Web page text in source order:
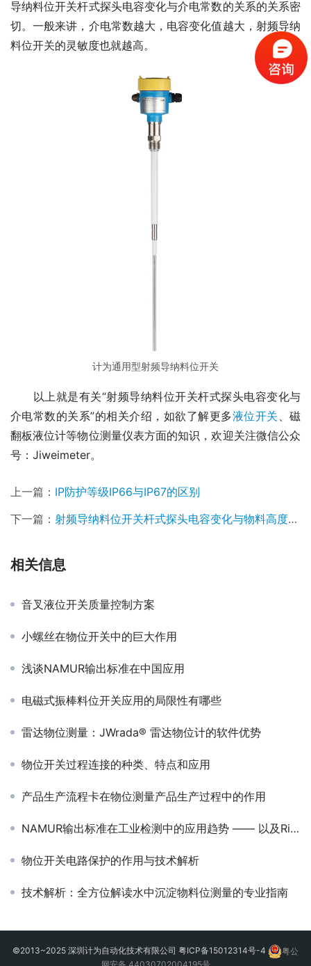
导纳料位开关杆式探头电容变化与介电常数的关系的关系密
切。一般来讲，介电常数越大，电容变化值越大，射频导纳
料位开关的灵敏度也就越高。
计为通用型射频导纳料位开关
以上就是有关“射频导纳料位开关杆式探头电容变化与
介电常数的关系”的相关介绍，如欲了解更多液位开关 、磁
翻板液位计等物位测量仪表方面的知识，欢迎关注微信公众
号：Jiweimeter。
上一篇： IP防护等级IP66与IP67的区别
下一篇： 射频导纳料位开关杆式探头电容变化与物料高度和罐体直径的关系
相关信息
音叉液位开关质量控制方案
小螺丝在物位开关中的巨大作用
浅谈NAMUR输出标准在中国应用
电磁式振棒料位开关应用的局限性有哪些
雷达物位测量：JWrada® 雷达物位计的软件优势
物位开关过程连接的种类、特点和应用
产品生产流程卡在物位测量产品生产过程中的作用
NAMUR输出标准在工业检测中的应用趋势 —— 以及Ring-11振动式液位开关的实践突破
物位开关电路保护的作用与技术解析
技术解析：全方位解读水中沉淀物料位测量的专业指南
©2013~2025 深圳计为自动化技术有限公司 粤ICP备15012314号-4
粤公